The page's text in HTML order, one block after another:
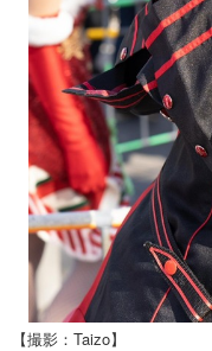
【撮影：Taizo】